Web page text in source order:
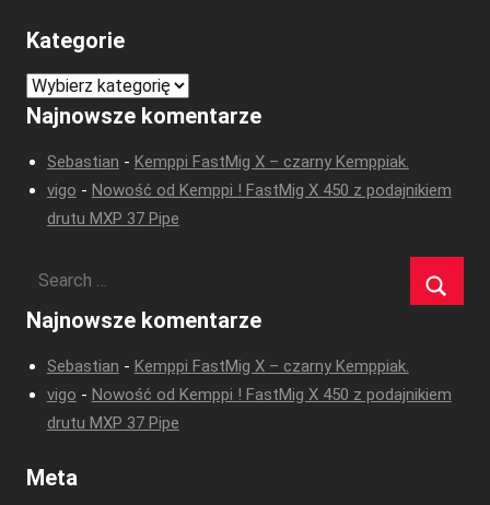
Kategorie
Kategorie
Najnowsze komentarze
Sebastian - Kemppi FastMig X – czarny Kemppiak.
vigo - Nowość od Kemppi ! FastMig X 450 z podajnikiem
drutu MXP 37 Pipe
Najnowsze komentarze
Sebastian - Kemppi FastMig X – czarny Kemppiak.
vigo - Nowość od Kemppi ! FastMig X 450 z podajnikiem
drutu MXP 37 Pipe
Meta